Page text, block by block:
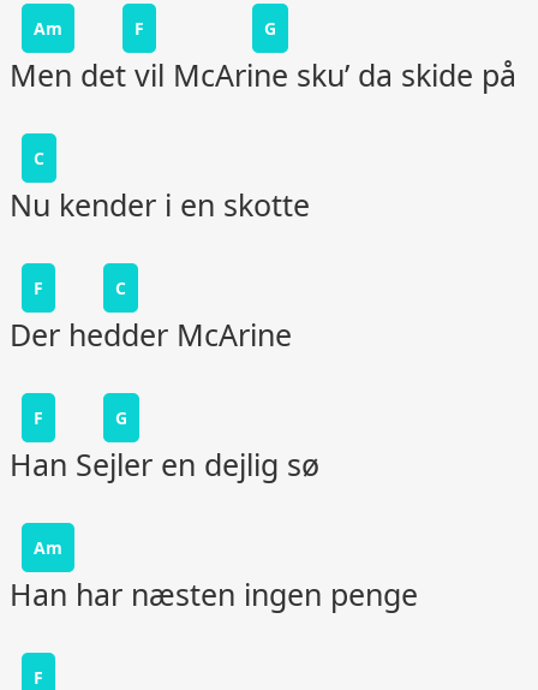
Am F G
Men det vil McArine sku’ da skide på
C
Nu kender i en skotte
F C
Der hedder McArine
F G
Han Sejler en dejlig sø
Am
Han har næsten ingen penge
F